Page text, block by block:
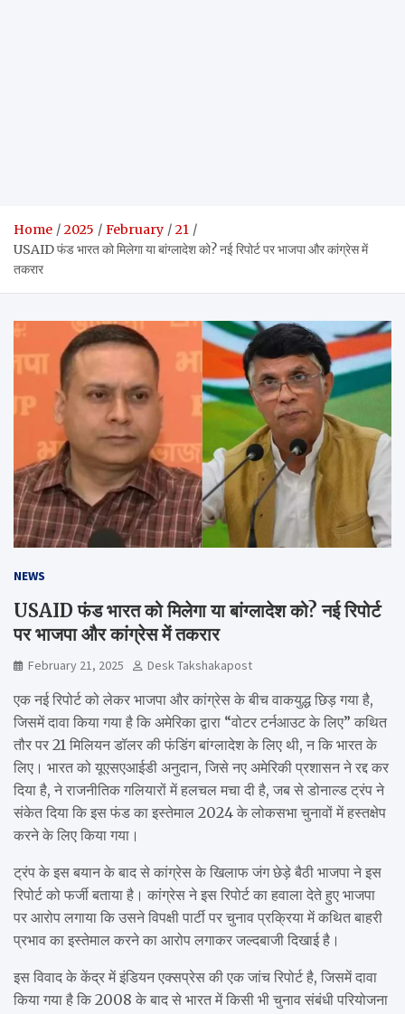
Home 2025 February
21
USAID फंड भारत को मिलेगा या बांग्लादेश को? नई रिपोर्ट पर भाजपा और कांग्रेस में
तकरार
NEWS
USAID फंड भारत को मिलेगा या बांग्लादेश को? नई रिपोर्ट
पर भाजपा और कांग्रेस में तकरार
February 21, 2025 Desk Takshakapost
एक नई रिपोर्ट को लेकर भाजपा और कांग्रेस के बीच वाकयुद्ध छिड़ गया है,
जिसमें दावा किया गया है कि अमेरिका द्वारा “वोटर टर्नआउट के लिए” कथित
तौर पर 21 मिलियन डॉलर की फंडिंग बांग्लादेश के लिए थी, न कि भारत के
लिए। भारत को यूएसएआईडी अनुदान, जिसे नए अमेरिकी प्रशासन ने रद्द कर
दिया है, ने राजनीतिक गलियारों में हलचल मचा दी है, जब से डोनाल्ड ट्रंप ने
संकेत दिया कि इस फंड का इस्तेमाल 2024 के लोकसभा चुनावों में हस्तक्षेप
करने के लिए किया गया।
ट्रंप के इस बयान के बाद से कांग्रेस के खिलाफ जंग छेड़े बैठी भाजपा ने इस
रिपोर्ट को फर्जी बताया है। कांग्रेस ने इस रिपोर्ट का हवाला देते हुए भाजपा
पर आरोप लगाया कि उसने विपक्षी पार्टी पर चुनाव प्रक्रिया में कथित बाहरी
प्रभाव का इस्तेमाल करने का आरोप लगाकर जल्दबाजी दिखाई है।
इस विवाद के केंद्र में इंडियन एक्सप्रेस की एक जांच रिपोर्ट है, जिसमें दावा
किया गया है कि 2008 के बाद से भारत में किसी भी चुनाव संबंधी परियोजना